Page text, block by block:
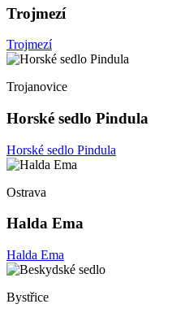
Trojmezí
Trojmezí
Trojanovice
Horské sedlo Pindula
Horské sedlo Pindula
Ostrava
Halda Ema
Halda Ema
Bystřice